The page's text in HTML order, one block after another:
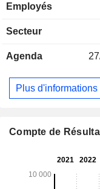
autoroutes,
présence et son
concrétisée par des
a débuté ses
Portugal en 1995,
EGF, une
Mozambique, le
Employés
Secteur
Agenda
Plus
Compte de